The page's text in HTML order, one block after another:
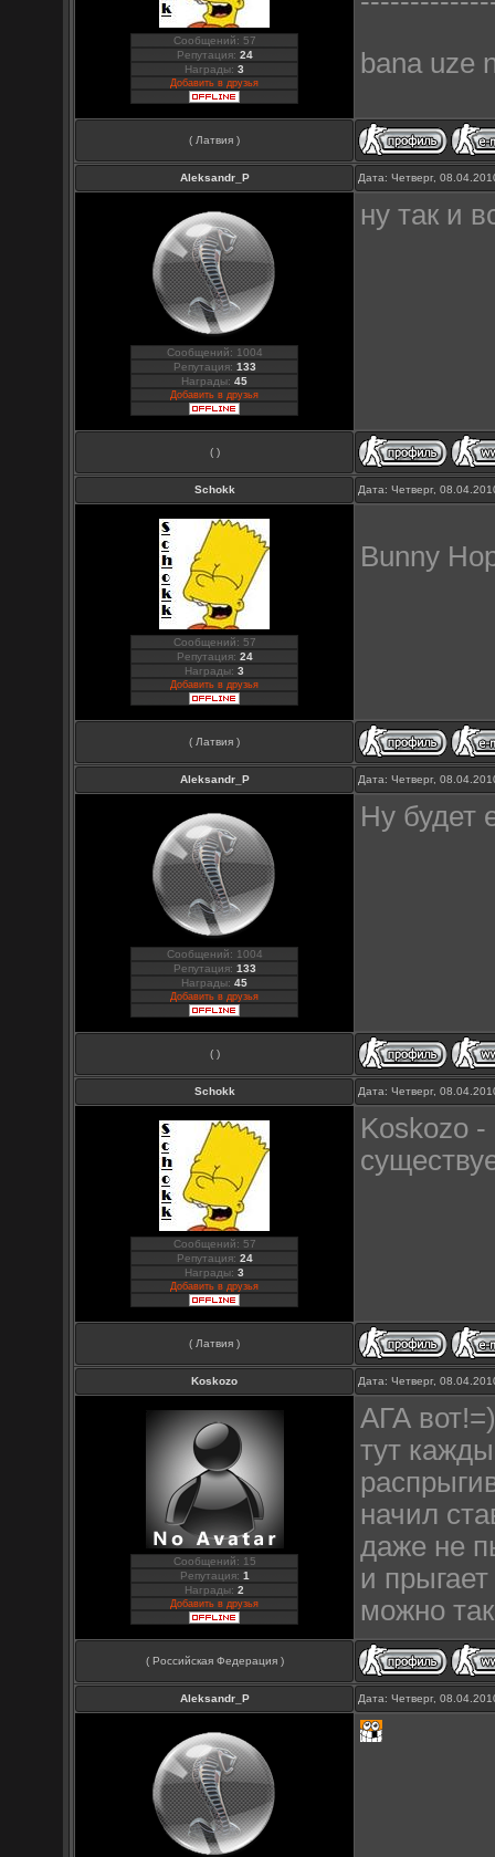
Сообщений: 57
Репутация: 24
Награды:3
Добавить в друзья
bana uze
( Латвия )
Aleksandr_P Дата: Четверг,
Сообщений: 1004
Репутация: 133
Награды:45
Добавить в друзья
ну так и
( )
Schokk Дата: Четверг,
Сообщений: 57
Репутация: 24
Награды:3
Добавить в друзья
Bunny
( Латвия )
Aleksandr_P Дата: Четверг,
Сообщений: 1004
Репутация: 133
Награды:45
Добавить в друзья
Ну будет
( )
Schokk Дата: Четверг,
Сообщений: 57
Репутация: 24
Награды:3
Добавить в друзья
Koskozo -
( Латвия )
Koskozo Дата: Четверг,
Сообщений: 15
Репутация: 1
Награды:2
Добавить в друзья
АГА
тут
начил
даже не
и
можно
( Российская Федерация )
Aleksandr_P Дата: Четверг,